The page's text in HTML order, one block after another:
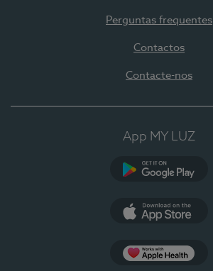
Perguntas frequentes
Contactos
Contacte-nos
App MY LUZ